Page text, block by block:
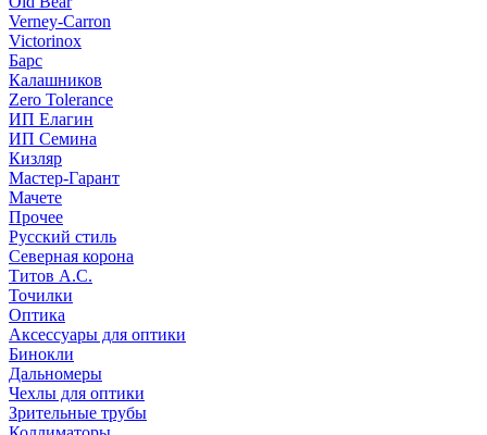
Verney-Carron
Victorinox
Барс
Калашников
Zero Tolerance
ИП Елагин
ИП Семина
Кизляр
Мастер-Гарант
Мачете
Прочее
Русский стиль
Северная корона
Титов А.С.
Точилки
Оптика
Аксессуары для оптики
Бинокли
Дальномеры
Чехлы для оптики
Зрительные трубы